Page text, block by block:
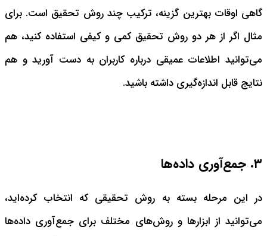
گاهی اوقات بهترین گزینه، ترکیب چند روش تحقیق است. برای
مثال اگر از هر دو روش تحقیق کمی و کیفی استفاده کنید، هم
می‌توانید اطلاعات عمیقی درباره کاربران به دست آورید و هم
نتایج قابل اندازه‌گیری داشته باشید.
۳. جمع‌آوری داده‌ها
در این مرحله بسته به روش تحقیقی که انتخاب کرده‌اید،
می‌توانید از ابزارها و روش‌های مختلف برای جمع‌آوری داده‌ها